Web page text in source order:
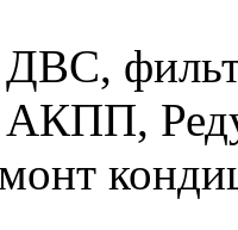
ДВС,
АКПП,